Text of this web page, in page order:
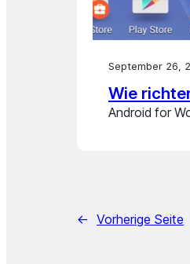
September 26,
Wie
Android for
← Vorherige Seite